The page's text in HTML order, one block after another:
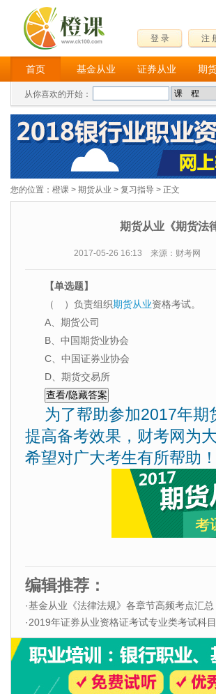
登 录 注
首页 基金从业 证券从业 期
从你喜欢的开始：
您的位置： 橙课 > 期货从业 > 复习指导 > 正文
期货从业《期货法
2017-05-26 16:13 来源：财考网
【单选题】
（ ）负责组织期货从业资格考试。
A、期货公司
B、中国期货业协会
C、中国证券业协会
D、期货交易所
为了帮助参加2017年
提高备考效果，财考网为
希望对广大考生有所帮助！
编辑推荐：
·基金从业《法律法规》各章节高频考点汇总
·2019年证券从业资格证考试专业类考试科目和